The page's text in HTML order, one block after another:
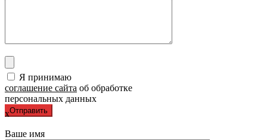
Я принимаю
соглашение сайта об обработке
персональных данных
x
Ваше имя